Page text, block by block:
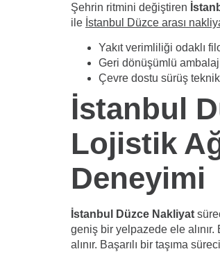
Şehrin ritmini değiştiren
ile İstanbul Düzce arası
Yakıt verimliliği odaklı
Geri dönüşümlü ambalaj
Çevre dostu sürüş
İstanbul
Lojistik
Deneyimi
İstanbul Düzce Nakliyat
geniş bir yelpazede ele alınır.
alınır. Başarılı bir taşıma